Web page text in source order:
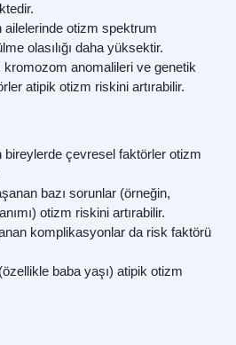
otizm spektrum
olasılığı daha yüksektir.
kromozom anomalileri ve genetik
atipik otizm riskini artırabilir.
bireylerde çevresel faktörler otizm
bazı sorunlar (örneğin,
otizm riskini artırabilir.
komplikasyonlar da risk faktörü
baba yaşı) atipik otizm